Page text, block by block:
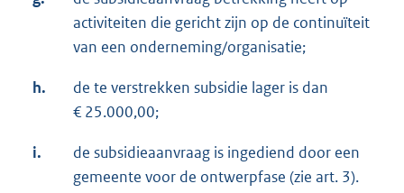
activiteiten die gericht zijn op de continuïteit
van een onderneming/organisatie;
h.
de te verstrekken subsidie lager is dan
€ 25.000,00;
i.
de subsidieaanvraag is ingediend door een
gemeente voor de ontwerpfase (zie art. 3).